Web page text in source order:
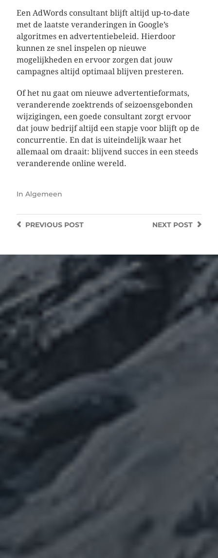
Een AdWords consultant blijft altijd up-to-date
met de laatste veranderingen in Google’s
algoritmes en advertentiebeleid. Hierdoor
kunnen ze snel inspelen op nieuwe
mogelijkheden en ervoor zorgen dat jouw
campagnes altijd optimaal blijven presteren.
Of het nu gaat om nieuwe advertentieformats,
veranderende zoektrends of seizoensgebonden
wijzigingen, een goede consultant zorgt ervoor
dat jouw bedrijf altijd een stapje voor blijft op de
concurrentie. En dat is uiteindelijk waar het
allemaal om draait: blijvend succes in een steeds
veranderende online wereld.
In Algemeen
NEXT POST
PREVIOUSPOST